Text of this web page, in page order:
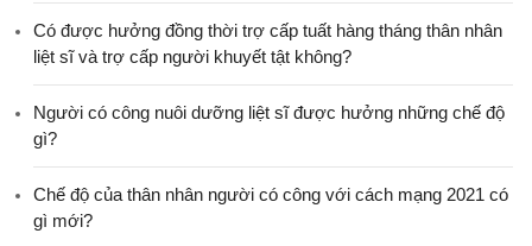
​Có được hưởng đồng thời trợ cấp tuất hàng tháng thân nhân
liệt sĩ và trợ cấp người khuyết tật không?
Người có công nuôi dưỡng liệt sĩ được hưởng những chế độ
gì?
Chế độ của thân nhân người có công với cách mạng 2021 có
gì mới?